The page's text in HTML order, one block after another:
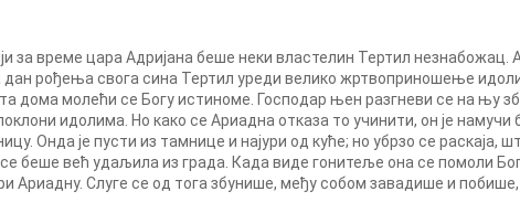
за време цара Адријана беше неки властелин Тертил
рођења свога сина Тертил уреди велико жртвоприношење
дома молећи се Богу истиноме. Господар њен разгневи се на њу
идолима. Но како се Ариадна отказа то учинити, он је
Онда је пусти из тамнице и најури од куће; но убрзо се раскаја,
беше већ удаљила из града. Када виде гонитеље она се помоли
Ариадну. Слуге се од тога збунише, међу собом завадише и побише,